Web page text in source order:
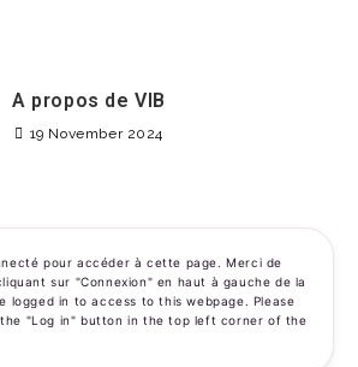
A propos de VIB
19 November 2024
pour accéder à cette page. Merci de
sur "Connexion" en haut à gauche de la
logged in to access to this webpage. Please
"Log in" button in the top left corner of the